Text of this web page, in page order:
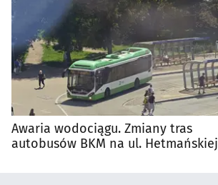
Awaria wodociągu. Zmiany tras
autobusów BKM na ul. Hetmańskiej